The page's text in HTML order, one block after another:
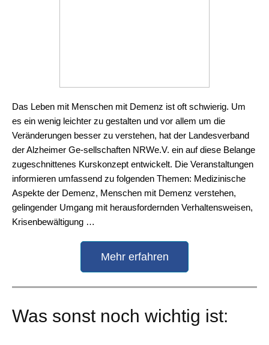
Das Leben mit Menschen mit Demenz ist oft schwierig. Um
es ein wenig leichter zu gestalten und vor allem um die
Veränderungen besser zu verstehen, hat der Landesverband
der Alzheimer Ge-sellschaften NRWe.V. ein auf diese Belange
zugeschnittenes Kurskonzept entwickelt. Die Veranstaltungen
informieren umfassend zu folgenden Themen: Medizinische
Aspekte der Demenz, Menschen mit Demenz verstehen,
gelingender Umgang mit herausfordernden Verhaltensweisen,
Krisenbewältigung …
Mehr erfahren
Was sonst noch wichtig ist: